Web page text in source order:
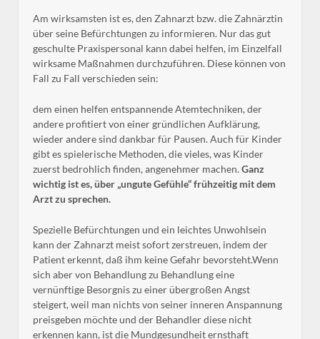
Am wirksamsten ist es, den Zahnarzt bzw. die Zahnärztin
über seine Befürchtungen zu informieren. Nur das gut
geschulte Praxispersonal kann dabei helfen, im Einzelfall
wirksame Maßnahmen durchzuführen. Diese können von
Fall zu Fall verschieden sein:
dem einen helfen entspannende Atemtechniken, der
andere profitiert von einer gründlichen Aufklärung,
wieder andere sind dankbar für Pausen. Auch für Kinder
gibt es spielerische Methoden, die vieles, was Kinder
zuerst bedrohlich finden, angenehmer machen.Ganz
wichtig ist es, über „ungute Gefühle“ frühzeitig mit dem
Arzt zu sprechen.
Spezielle Befürchtungen und ein leichtes Unwohlsein
kann der Zahnarzt meist sofort zerstreuen, indem der
Patient erkennt, daß ihm keine Gefahr bevorsteht.Wenn
sich aber von Behandlung zu Behandlung eine
vernünftige Besorgnis zu einer übergroßen Angst
steigert, weil man nichts von seiner inneren Anspannung
preisgeben möchte und der Behandler diese nicht
erkennen kann, ist die Mundgesundheit ernsthaft